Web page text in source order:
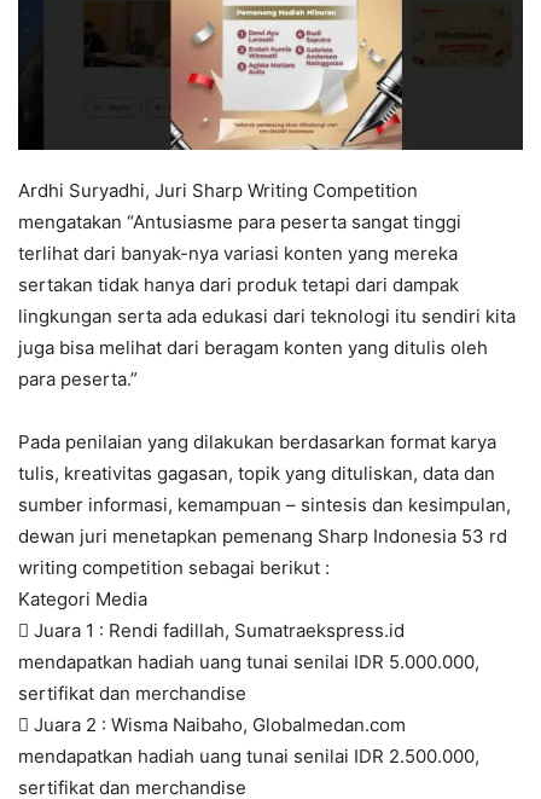
Ardhi Suryadhi, Juri Sharp Writing Competition
mengatakan “Antusiasme para peserta sangat tinggi
terlihat dari banyak-nya variasi konten yang mereka
sertakan tidak hanya dari produk tetapi dari dampak
lingkungan serta ada edukasi dari teknologi itu sendiri kita
juga bisa melihat dari beragam konten yang ditulis oleh
para peserta.”
Pada penilaian yang dilakukan berdasarkan format karya
tulis, kreativitas gagasan, topik yang dituliskan, data dan
sumber informasi, kemampuan – sintesis dan kesimpulan,
dewan juri menetapkan pemenang Sharp Indonesia 53 rd
writing competition sebagai berikut :
Kategori Media
 Juara 1 : Rendi fadillah, Sumatraekspress.id
mendapatkan hadiah uang tunai senilai IDR 5.000.000,
sertifikat dan merchandise
 Juara 2 : Wisma Naibaho, Globalmedan.com
mendapatkan hadiah uang tunai senilai IDR 2.500.000,
sertifikat dan merchandise